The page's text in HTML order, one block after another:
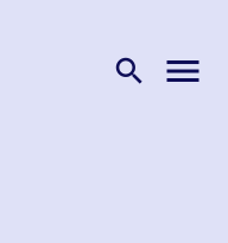
search menu